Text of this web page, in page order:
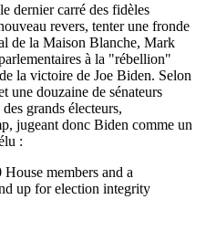
dernier carré des fidèles
revers, tenter une fronde
de la Maison Blanche, Mark
à la
rébellion
la victoire de Joe Biden. Selon
une douzaine de sénateurs
grands électeurs,
jugeant donc Biden comme un
:
members and a
up for election integrity